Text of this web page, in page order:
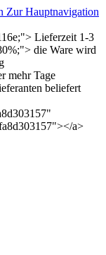
Zur Hauptnavigation
Lieferzeit 1-3
die Ware wird
mehr Tage
beliefert
a>